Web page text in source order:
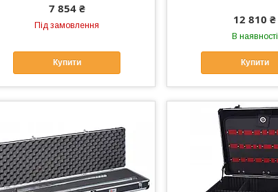
7 854 ₴
Під замовлення
Купити
12 810 ₴
В наявності
Купити